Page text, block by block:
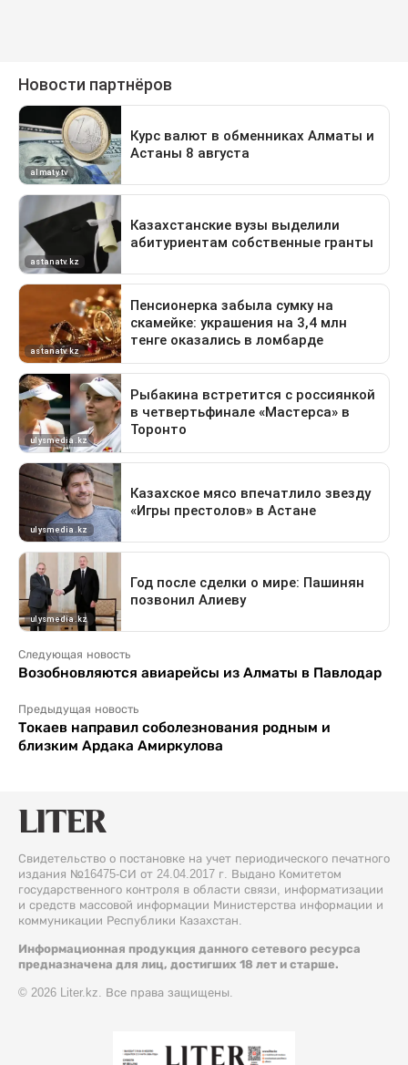
Следующая новость
Возобновляются авиарейсы из Алматы в Павлодар
Предыдущая новость
Токаев направил соболезнования родным и
близким Ардака Амиркулова
Свидетельство о постановке на учет периодического печатного
издания №16475-СИ от 24.04.2017 г. Выдано Комитетом
государственного контроля в области связи, информатизации
и средств массовой информации Министерства информации и
коммуникации Республики Казахстан.
Информационная продукция данного сетевого ресурса
предназначена для лиц, достигших 18 лет и старше.
© 2026 Liter.kz. Все права защищены.